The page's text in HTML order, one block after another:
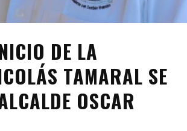
DE LA
TAMARAL SE
OSCAR